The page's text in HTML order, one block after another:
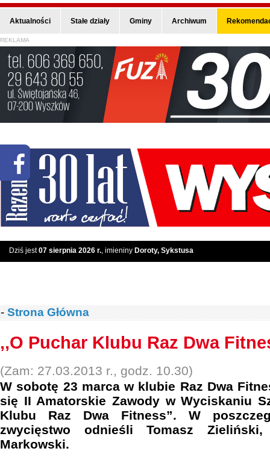
Aktualności Stałe działy Gminy Archiwum
REKLAMA
Dziś jest07 sierpnia 2026 r., imieniny Doroty, Sykstusa
- Strona Główna
,,O Puchar Klubu Raz Dwa
(Zam: 27.03.2013 r., godz. 10.30)
W sobotę 23 marca w klubie Raz Dwa
się II Amatorskie Zawody w Wyciskaniu
Klubu Raz Dwa Fitness”. W
zwycięstwo odnieśli Tomasz
Markowski.